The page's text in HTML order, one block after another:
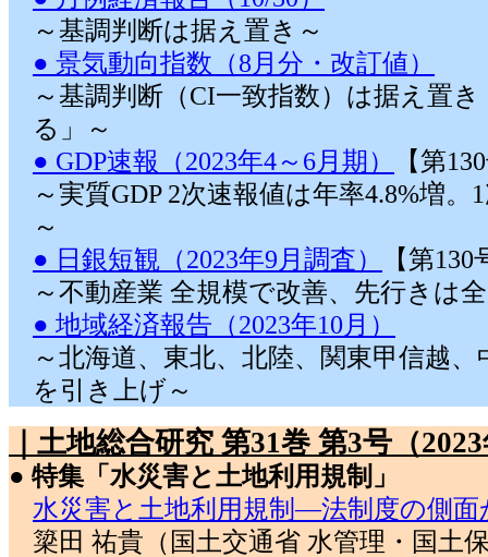
～基調判断は据え置き～
● 景気動向指数（8月分・改訂値）
～基調判断（CI一致指数）は据え置
る」～
● GDP速報（2023年4～6月期）
【第
～実質GDP 2次速報値は年率4.8%増
～
● 日銀短観（2023年9月調査）
【第
～不動産業 全規模で改善、先行きは
● 地域経済報告（2023年10月）
～北海道、東北、北陸、関東甲信越
を引き上げ～
｜土地総合研究 第31巻 第3号（
● 特集「水災害と土地利用規制」
水災害と土地利用規制―法制度の側
簗田 祐貴（国土交通省 水管理・国土